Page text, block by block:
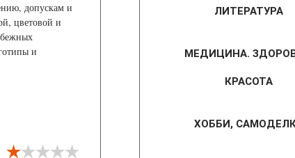
допускам и
цветовой и
и
ЛИТЕРАТУРА
МЕДИЦИНА.
КРАСОТА
ХОББИ,